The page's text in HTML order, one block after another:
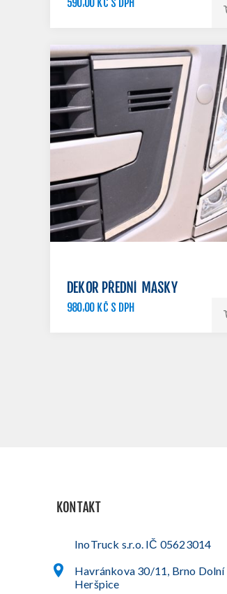
590,00 KČ S DPH
DEKOR PŘEDNÍ MASKY
980,00 KČ S DPH
KONTAKT
InoTruck s.r.o. IČ 05623014
Havránkova 30/11, Brno Dolní
Heršpice